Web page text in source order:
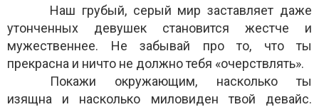
Наш грубый, серый мир заставляет даже
утонченных девушек становится жестче и
мужественнее. Не забывай про то, что ты
прекрасна и ничто не должно тебя «очерствлять».
Покажи окружающим, насколько ты
изящна и насколько миловиден твой девайс.